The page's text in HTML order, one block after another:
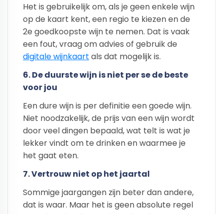
Het is gebruikelijk om, als je geen enkele wijn
op de kaart kent, een regio te kiezen en de
2e goedkoopste wijn te nemen. Dat is vaak
een fout, vraag om advies of gebruik de
digitale wijnkaart als dat mogelijk is.
6. De duurste wijn is niet per se de beste
voor jou
Een dure wijn is per definitie een goede wijn.
Niet noodzakelijk, de prijs van een wijn wordt
door veel dingen bepaald, wat telt is wat je
lekker vindt om te drinken en waarmee je
het gaat eten.
7. Vertrouw niet op het jaartal
Sommige jaargangen zijn beter dan andere,
dat is waar. Maar het is geen absolute regel